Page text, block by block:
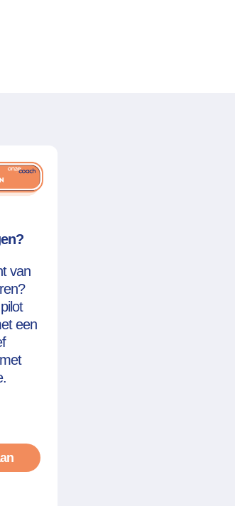
van
een
aan